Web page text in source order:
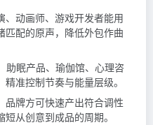
、动画师、游戏开发者能用
匹配的原声，降低外包作曲
助眠产品、瑜伽馆、心理咨
准控制节奏与能量层级。
品牌方可快速产出符合调性
从创意到成品的周期。